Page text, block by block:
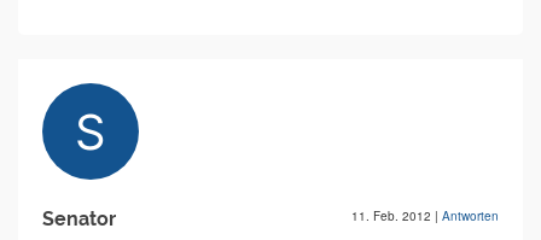
Senator 11. Feb. 2012 | Antworten